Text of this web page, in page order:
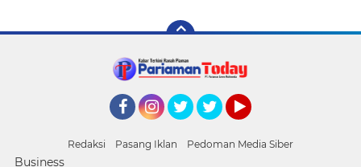
Redaksi Pasang Iklan Pedoman Media Siber
Business